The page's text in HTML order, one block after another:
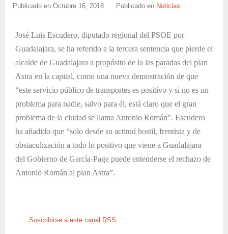
Publicado en Octubre 16, 2018 Publicado en Noticias
José Luis Escudero, diputado regional del PSOE por
Guadalajara, se ha referido a la tercera sentencia que pierde el
alcalde de Guadalajara a propósito de la las paradas del plan
Astra en la capital, como una nueva demostración de que
“este servicio público de transportes es positivo y si no es un
problema para nadie, salvo para él, está claro que el gran
problema de la ciudad se llama Antonio Román”. Escudero
ha añadido que “solo desde su actitud hostil, frentista y de
obstaculización a todo lo positivo que viene a Guadalajara
del Gobierno de García-Page puede entenderse el rechazo de
Antonio Román al plan Astra”.
Suscribirse a este canal RSS